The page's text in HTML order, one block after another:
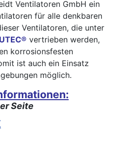
Ventilatoren GmbH ein
für alle denkbaren
Ventilatoren, die unter
vertrieben werden,
korrosionsfesten
ist auch ein Einsatz
möglich.
Seite